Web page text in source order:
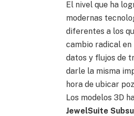
El nivel que ha
modernas
diferentes a los
cambio radical
datos y flujos de
darle la misma
hora de ubicar
Los modelos 3D
JewelSuite